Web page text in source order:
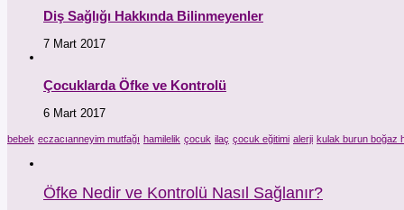
Diş Sağlığı Hakkında Bilinmeyenler
7 Mart 2017
Çocuklarda Öfke ve Kontrolü
6 Mart 2017
bebek eczacıanneyim mutfağı hamilelik çocuk ilaç çocuk eğitimi alerji kulak burun boğaz
Öfke Nedir ve Kontrolü Nasıl Sağlanır?